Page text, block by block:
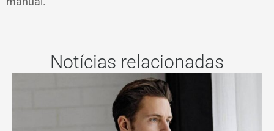
Notícias relacionadas